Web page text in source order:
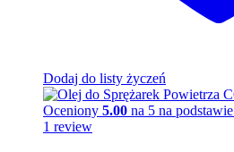
Dodaj do listy życzeń
Oceniony 5.00 na 5 na podstawie
1 review